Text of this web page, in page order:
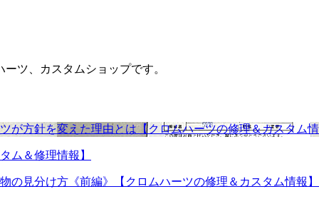
ーツ、カスタムショップです。
が方針を変えた理由とは【クロムハーツの修理＆カスタム
ム＆修理情報】
見分け方《前編》【クロムハーツの修理＆カスタム情報】